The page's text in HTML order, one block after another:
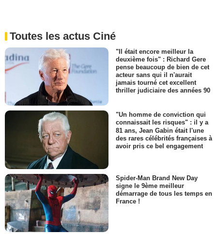
Toutes les actus Ciné
"Il était encore meilleur la
deuxième fois" : Richard Gere
pense beaucoup de bien de cet
acteur sans qui il n'aurait
jamais tourné cet excellent
thriller judiciaire des années 90
"Un homme de conviction qui
connaissait les risques" : il y a
81 ans, Jean Gabin était l'une
des rares célébrités françaises à
avoir pris ce bel engagement
Spider-Man Brand New Day
signe le 9ème meilleur
démarrage de tous les temps en
France !